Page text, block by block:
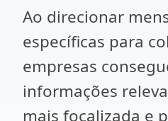
Ao direcionar
específicas para
empresas
informações
mais focalizada e